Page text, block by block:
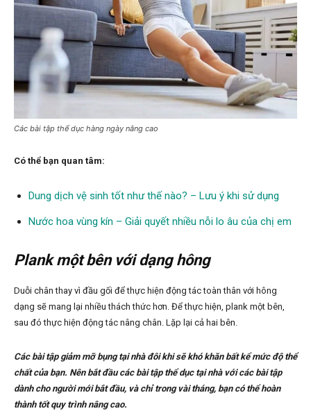
Các bài tập thể dục hàng ngày nâng cao
Có thể bạn quan tâm:
Dung dịch vệ sinh tốt như thế nào? – Lưu ý khi sử dụng
Nước hoa vùng kín – Giải quyết nhiều nỗi lo âu của chị em
Plank một bên với dạng hông
Duỗi chân thay vì đầu gối để thực hiện động tác toàn thân với hông
dạng sẽ mang lại nhiều thách thức hơn. Để thực hiện, plank một bên,
sau đó thực hiện động tác nâng chân. Lặp lại cả hai bên.
Các bài tập giảm mỡ bụng tại nhà đôi khi sẽ khó khăn bất kể mức độ thể
chất của bạn. Nên bắt đầu các bài tập thể dục tại nhà với các bài tập
dành cho người mới bắt đầu, và chỉ trong vài tháng, bạn có thể hoàn
thành tốt quy trình nâng cao.